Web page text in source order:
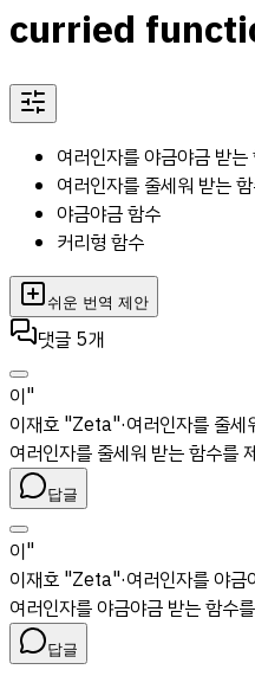
curried
여러인자를 야금야금 받는
여러인자를 줄세워 받는
야금야금 함수
커리형 함수
쉬운 번역 제안
댓글 5개
이"
이재호 "Zeta"·여러인자를 줄세
여러인자를 줄세워 받는 함수를
답글
이"
이재호 "Zeta"·여러인자를 야금
여러인자를 야금야금 받는 함수
답글